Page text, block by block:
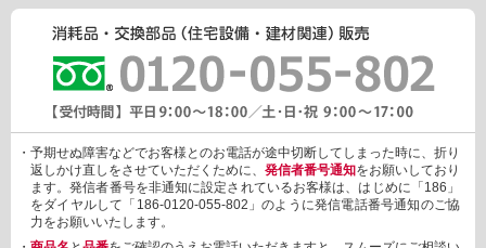
・予期せぬ障害などでお客様とのお電話が途中切断してしまった時に、折り
返しかけ直しをさせていただくために、 発信者番号通知をお願いしており
ます。発信者番号を非通知に設定されているお客様は、はじめに「186」
をダイヤルして「186-0120-055-802」のように発信電話番号通知のご協
力をお願いいたします。